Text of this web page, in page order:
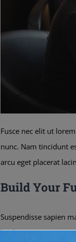
Fusce nec elit ut
nunc. Nam tincidunt
arcu eget placerat
Build Your
Suspendisse sapien
ligula semper eu.